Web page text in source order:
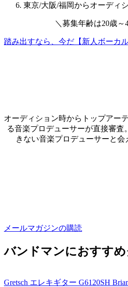
東京/大阪/福岡からオーディ
＼ 募集年齢は20歳～
踏み出すなら、今だ【新人ボーカ
オーディション時からトップアー
る音楽プロデューサーが直接審査
きない音楽プロデューサーと会
メールマガジンの購読
バンドマンにおすす
Gretsch エレキギター G6120SH